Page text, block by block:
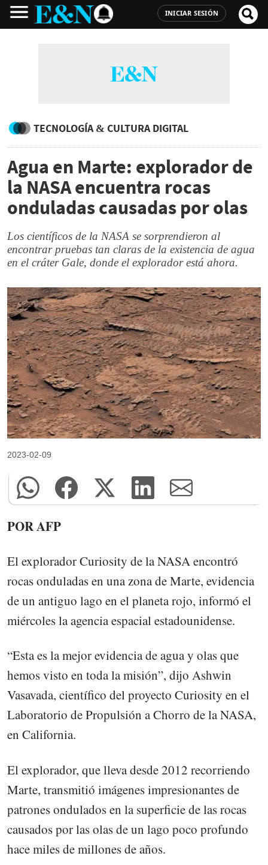
INICIAR SESIÓN
TECNOLOGÍA & CULTURA DIGITAL
Agua en Marte: explorador de
la NASA encuentra rocas
onduladas causadas por olas
Los científicos de la NASA se sorprendieron al
encontrar pruebas tan claras de la existencia de agua
en el cráter Gale, donde el explorador está ahora.
2023-02-09
POR AFP
El explorador Curiosity de la NASA encontró
rocas onduladas en una zona de Marte, evidencia
de un antiguo lago en el planeta rojo, informó el
miércoles la agencia espacial estadounidense.
“Esta es la mejor evidencia de agua y olas que
hemos visto en toda la misión”, dijo Ashwin
Vasavada, científico del proyecto Curiosity en el
Laboratorio de Propulsión a Chorro de la NASA,
en California.
El explorador, que lleva desde 2012 recorriendo
Marte, transmitió imágenes impresionantes de
patrones ondulados en la superficie de las rocas
causados por las olas de un lago poco profundo
hace miles de millones de años.